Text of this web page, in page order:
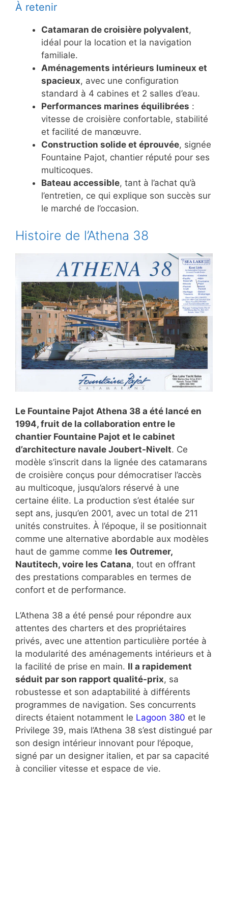
À retenir
Catamaran de croisière polyvalent,
idéal pour la location et la navigation
familiale.
Aménagements intérieurs lumineux et
spacieux, avec une configuration
standard à 4 cabines et 2 salles d’eau.
Performances marines équilibrées :
vitesse de croisière confortable, stabilité
et facilité de manœuvre.
Construction solide et éprouvée, signée
Fountaine Pajot, chantier réputé pour ses
multicoques.
Bateau accessible, tant à l’achat qu’à
l’entretien, ce qui explique son succès sur
le marché de l’occasion.
Histoire de l’Athena 38
Le Fountaine Pajot Athena 38 a été lancé en
1994, fruit de la collaboration entre le
chantier Fountaine Pajot et le cabinet
d’architecture navale Joubert-Nivelt. Ce
modèle s’inscrit dans la lignée des catamarans
de croisière conçus pour démocratiser l’accès
au multicoque, jusqu’alors réservé à une
certaine élite. La production s’est étalée sur
sept ans, jusqu’en 2001, avec un total de 211
unités construites. À l’époque, il se positionnait
comme une alternative abordable aux modèles
haut de gamme comme les Outremer,
Nautitech, voire les Catana, tout en offrant
des prestations comparables en termes de
confort et de performance.
L’Athena 38 a été pensé pour répondre aux
attentes des charters et des propriétaires
privés, avec une attention particulière portée à
la modularité des aménagements intérieurs et à
la facilité de prise en main. Il a rapidement
séduit par son rapport qualité-prix, sa
robustesse et son adaptabilité à différents
programmes de navigation. Ses concurrents
directs étaient notamment le Lagoon 380 et le
Privilege 39, mais l’Athena 38 s’est distingué par
son design intérieur innovant pour l’époque,
signé par un designer italien, et par sa capacité
à concilier vitesse et espace de vie.